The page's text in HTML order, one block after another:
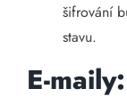
šifrování
stavu.
E-